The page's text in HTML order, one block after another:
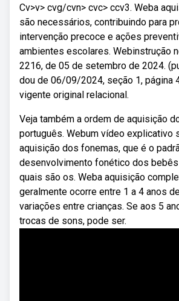
Cv>v> cvg/cvn> cvc> ccv3. Weba
são necessários, contribuindo para
intervenção precoce e ações
ambientes escolares. Webinstrução
2216, de 05 de setembro de 2024.
dou de 06/09/2024, seção 1, página
vigente original relacional.
Veja também a ordem de aquisição
português. Webum vídeo explicativo
aquisição dos fonemas, que é o
desenvolvimento fonético dos bebês
quais são os. Weba aquisição
geralmente ocorre entre 1 a 4 anos
variações entre crianças. Se aos 5
trocas de sons, pode ser.